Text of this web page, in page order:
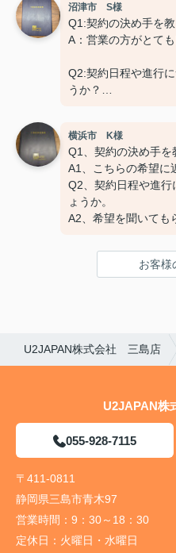
おきかせください
→特になし
沼津市 S様
Q1:契約の決め手を教
A：営業の方がとて
Q2:契約日程や進行
うか？
Q3:担当スタッフの
見・ご感想などがご
い。
A:素晴らしい １０
横浜市 K様
Q1、契約の決め手を
A1、こちらの希望に
Q2、契約日程や進行
ょうか。
A2、希望を聞いても
見・ご感想をお聞か
A3 親切な対応で、
お客様
U2JAPAN株式会社 三島店
U2JAPAN
055-928-7115
〒411-0811
静岡県三島市青木97
営業時間： 9：30～18：30
定休日： 火曜日・水曜日